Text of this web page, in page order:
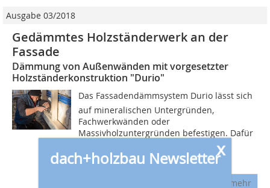
x
dach+holzbau Newsletter
Ausgabe 03/2018
Gedämmtes Holzständerwerk an der
Fassade
Dämmung von Außenwänden mit vorgesetzter
Holzständerkonstruktion "Durio"
Das Fassadendämmsystem Durio lässt sich
auf mineralischen Untergründen,
Fachwerkwänden oder
Massivholzuntergründen befestigen. Dafür
wird die Holzkonstruktion mit Durio-
Winkeln auf...
mehr